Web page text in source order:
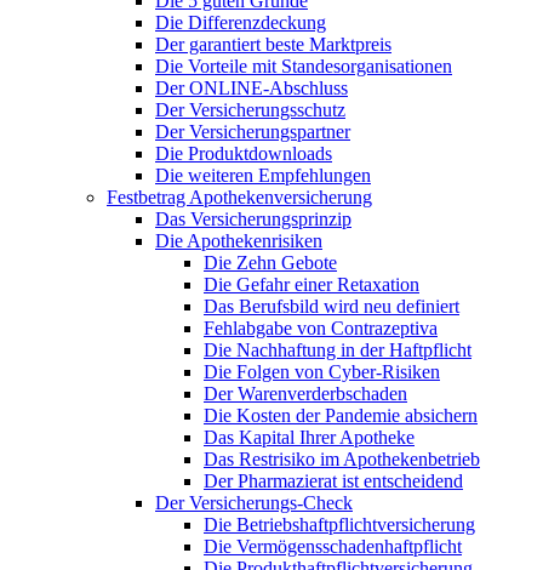
Die Differenzdeckung
Der garantiert beste Marktpreis
Die Vorteile mit Standesorganisationen
Der ONLINE-Abschluss
Der Versicherungsschutz
Der Versicherungspartner
Die Produktdownloads
Die weiteren Empfehlungen
Festbetrag Apothekenversicherung
Das Versicherungsprinzip
Die Apothekenrisiken
Die Zehn Gebote
Die Gefahr einer Retaxation
Das Berufsbild wird neu definiert
Fehlabgabe von Contrazeptiva
Die Nachhaftung in der Haftpflicht
Die Folgen von Cyber-Risiken
Der Warenverderbschaden
Die Kosten der Pandemie absichern
Das Kapital Ihrer Apotheke
Das Restrisiko im Apothekenbetrieb
Der Pharmazierat ist entscheidend
Der Versicherungs-Check
Die Betriebshaftpflichtversicherung
Die Vermögensschadenhaftpflicht